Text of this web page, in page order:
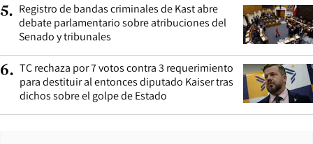
5. Registro de bandas criminales de Kast abre
debate parlamentario sobre atribuciones del
Senado y tribunales
6. TC rechaza por 7 votos contra 3 requerimiento
para destituir al entonces diputado Kaiser tras
dichos sobre el golpe de Estado